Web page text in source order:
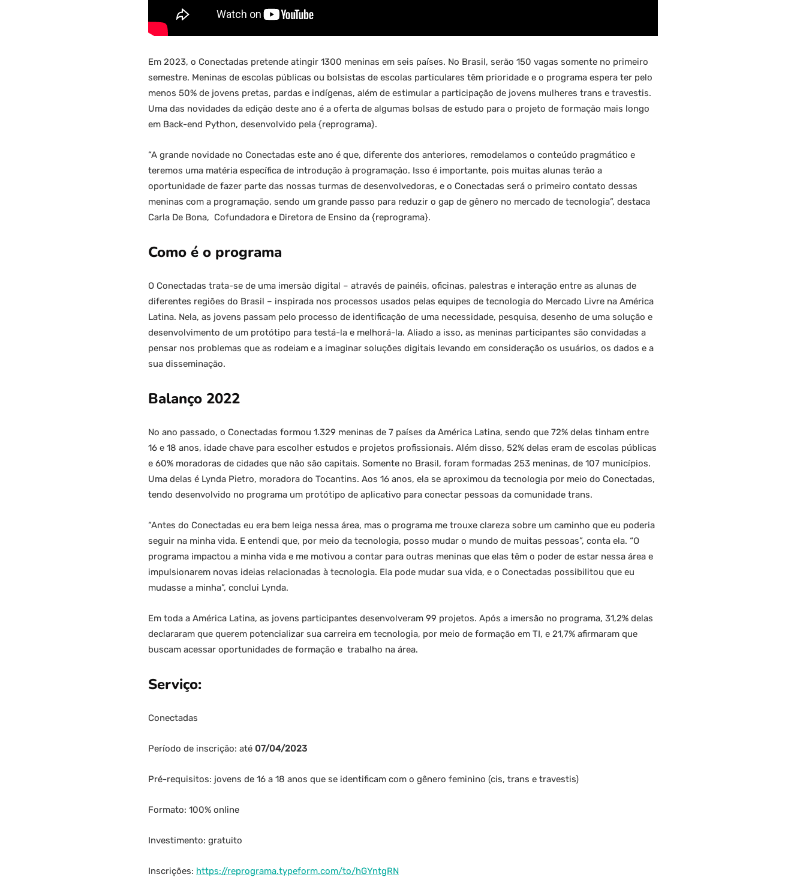
Em 2023, o Conectadas pretende atingir 1300 meninas em seis países. No Brasil, serão 150 vagas somente no primeiro
semestre. Meninas de escolas públicas ou bolsistas de escolas particulares têm prioridade e o programa espera ter pelo
menos 50% de jovens pretas, pardas e indígenas, além de estimular a participação de jovens mulheres trans e travestis.
Uma das novidades da edição deste ano é a oferta de algumas bolsas de estudo para o projeto de formação mais longo
em Back-end Python, desenvolvido pela {reprograma}.
“A grande novidade no Conectadas este ano é que, diferente dos anteriores, remodelamos o conteúdo pragmático e
teremos uma matéria específica de introdução à programação. Isso é importante, pois muitas alunas terão a
oportunidade de fazer parte das nossas turmas de desenvolvedoras, e o Conectadas será o primeiro contato dessas
meninas com a programação, sendo um grande passo para reduzir o gap de gênero no mercado de tecnologia”, destaca
Carla De Bona, Cofundadora e Diretora de Ensino da {reprograma}.
Como é o programa
O Conectadas trata-se de uma imersão digital – através de painéis, oficinas, palestras e interação entre as alunas de
diferentes regiões do Brasil – inspirada nos processos usados pelas equipes de tecnologia do Mercado Livre na América
Latina. Nela, as jovens passam pelo processo de identificação de uma necessidade, pesquisa, desenho de uma solução e
desenvolvimento de um protótipo para testá-la e melhorá-la. Aliado a isso, as meninas participantes são convidadas a
pensar nos problemas que as rodeiam e a imaginar soluções digitais levando em consideração os usuários, os dados e a
sua disseminação.
Balanço 2022
No ano passado, o Conectadas formou 1.329 meninas de 7 países da América Latina, sendo que 72% delas tinham entre
16 e 18 anos, idade chave para escolher estudos e projetos profissionais. Além disso, 52% delas eram de escolas públicas
e 60% moradoras de cidades que não são capitais. Somente no Brasil, foram formadas 253 meninas, de 107 municípios.
Uma delas é Lynda Pietro, moradora do Tocantins. Aos 16 anos, ela se aproximou da tecnologia por meio do Conectadas,
tendo desenvolvido no programa um protótipo de aplicativo para conectar pessoas da comunidade trans.
“Antes do Conectadas eu era bem leiga nessa área, mas o programa me trouxe clareza sobre um caminho que eu poderia
seguir na minha vida. E entendi que, por meio da tecnologia, posso mudar o mundo de muitas pessoas”, conta ela. “O
programa impactou a minha vida e me motivou a contar para outras meninas que elas têm o poder de estar nessa área e
impulsionarem novas ideias relacionadas à tecnologia. Ela pode mudar sua vida, e o Conectadas possibilitou que eu
mudasse a minha”, conclui Lynda.
Em toda a América Latina, as jovens participantes desenvolveram 99 projetos. Após a imersão no programa, 31,2% delas
declararam que querem potencializar sua carreira em tecnologia, por meio de formação em TI, e 21,7% afirmaram que
buscam acessar oportunidades de formação e trabalho na área.
Serviço:
Conectadas
Período de inscrição: até 07/04/2023
Pré-requisitos: jovens de 16 a 18 anos que se identificam com o gênero feminino (cis, trans e travestis)
Formato: 100% online
Investimento: gratuito
Inscrições: https://reprograma.typeform.com/to/hGYntgRN